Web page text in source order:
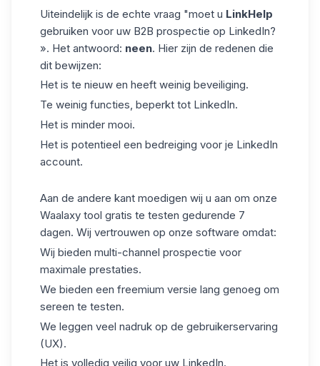
Uiteindelijk is de echte vraag "moet u LinkHelp
gebruiken voor uw B2B prospectie op LinkedIn?
». Het antwoord: neen. Hier zijn de redenen die
dit bewijzen:
Het is te nieuw en heeft weinig beveiliging.
Te weinig functies, beperkt tot LinkedIn.
Het is minder mooi.
Het is potentieel een bedreiging voor je LinkedIn
account.
Aan de andere kant moedigen wij u aan om onze
Waalaxy tool gratis te testen gedurende 7
dagen. Wij vertrouwen op onze software omdat:
Wij bieden multi-channel prospectie voor
maximale prestaties.
We bieden een freemium versie lang genoeg om
sereen te testen.
We leggen veel nadruk op de gebruikerservaring
(UX).
Het is volledig veilig voor uw LinkedIn.